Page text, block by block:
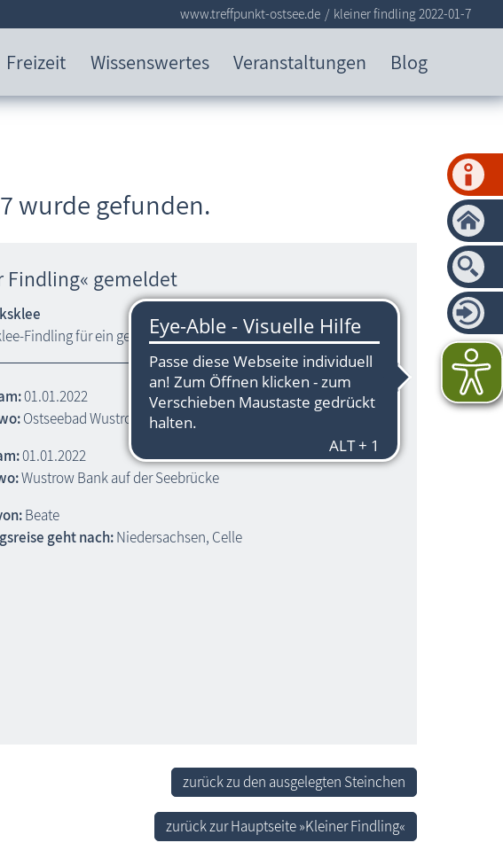
Freizeit Wissenswertes Veranstaltungen Blog
www.treffpunkt-ostsee.de kleiner findling 2022-01-7
wurde gefunden.
Findling« gemeldet
Findling für ein gesundes und glückliches Neues Jahr.
01.01.2022
Ostseebad Wustrow
01.01.2022
Wustrow Bank auf der Seebrücke
Beate
geht nach:Niedersachsen, Celle
zurück zu den ausgelegten Steinchen
zurück zur Hauptseite »Kleiner Findling«